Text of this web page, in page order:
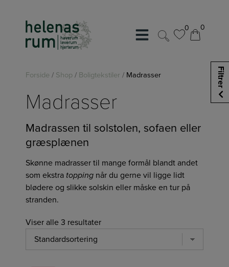
indholdet
0
0 0
0
Forside / Shop/ Boligtekstiler / Madrasser
Madrasser
Madrassen til solstolen, sofaen eller
græsplænen
Skønne madrasser til mange formål blandt andet
som ekstra topping når du gerne vil ligge lidt
blødere og slikke solskin eller måske en tur på
stranden.
Viser alle 3 resultater
Filtrer